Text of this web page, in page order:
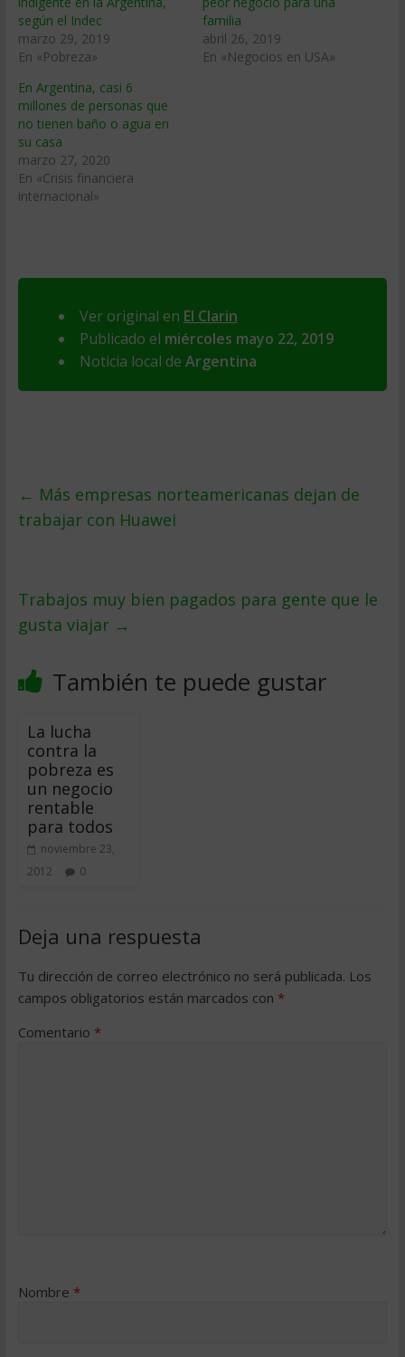
según el Indec
marzo 29, 2019
En «Pobreza»
familia
abril 26, 2019
En «Negocios en USA»
En Argentina, casi 6
millones de personas que
no tienen baño o agua en
su casa
marzo 27, 2020
En «Crisis financiera
internacional»
Ver original en El Clarin
Publicado el miércoles mayo 22, 2019
Noticia local de Argentina
← Más empresas norteamericanas dejan de
trabajar con Huawei
Trabajos muy bien pagados para gente que le
gusta viajar →
También te puede gustar
La lucha
contra la
pobreza es
un negocio
rentable
para todos
noviembre 23,
2012
0
Deja una respuesta
Tu dirección de correo electrónico no será publicada. Los
campos obligatorios están marcados con *
Comentario *
Nombre *